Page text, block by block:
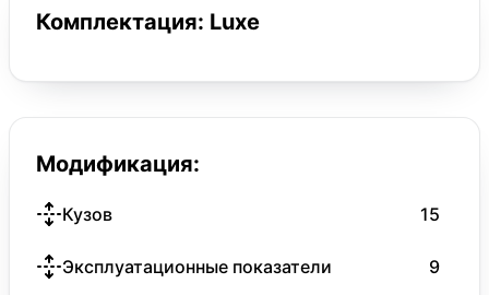
Комплектация: Luxe
Модификация:
Кузов 15
Эксплуатационные показатели 9